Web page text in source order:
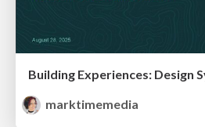
marktimemedia